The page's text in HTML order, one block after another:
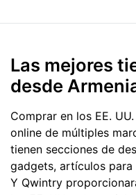
Las mejores
desde
Comprar en los EE.
online de múltiples
tienen secciones de
gadgets, artículos
Y Qwintry